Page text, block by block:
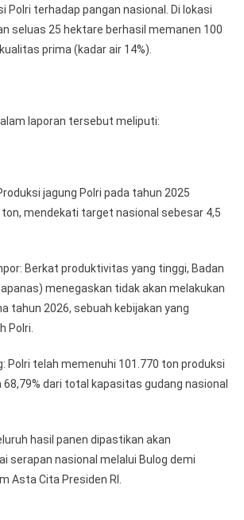
Polri terhadap pangan nasional. Di lokasi
seluas 25 hektare berhasil memanen 100
prima (kadar air 14%).
laporan tersebut meliputi:
jagung Polri pada tahun 2025
mendekati target nasional sebesar 4,5
Berkat produktivitas yang tinggi, Badan
menegaskan tidak akan melakukan
tahun 2026, sebuah kebijakan yang
Polri.
Polri telah memenuhi 101.770 ton produksi
dari total kapasitas gudang nasional
hasil panen dipastikan akan
serapan nasional melalui Bulog demi
Asta Cita Presiden RI.